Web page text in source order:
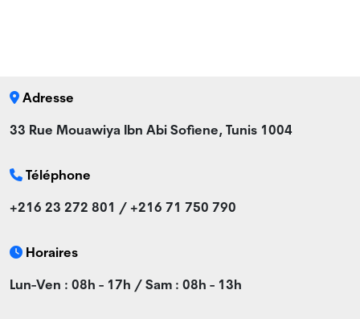
Adresse
33 Rue Mouawiya Ibn Abi Sofiene, Tunis 1004
Téléphone
+216 23 272 801 / +216 71 750 790
Horaires
Lun-Ven : 08h - 17h / Sam : 08h - 13h